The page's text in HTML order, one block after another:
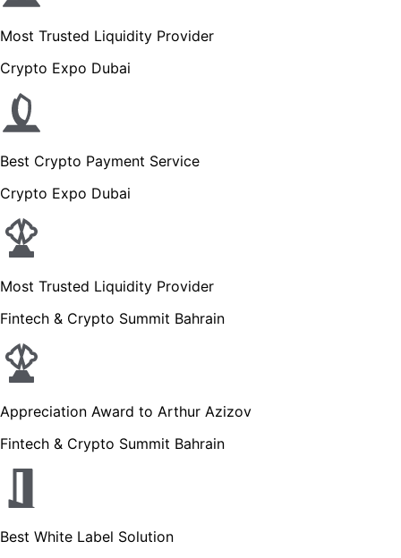
Most Trusted Liquidity Provider
Crypto Expo Dubai
Best Crypto Payment Service
Crypto Expo Dubai
Most Trusted Liquidity Provider
Fintech & Crypto Summit Bahrain
Appreciation Award to Arthur Azizov
Fintech & Crypto Summit Bahrain
Best White Label Solution